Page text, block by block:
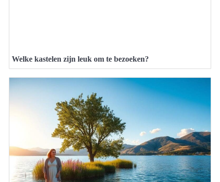
Welke kastelen zijn leuk om te bezoeken?